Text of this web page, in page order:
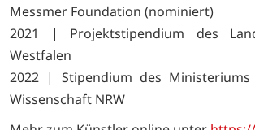
Messmer Foundation (nominiert)
2021 | Projektstipendium des
Westfalen
2022 | Stipendium des
Wissenschaft NRW